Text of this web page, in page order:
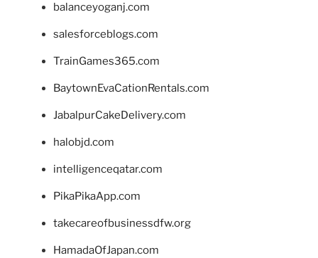
balanceyoganj.com
salesforceblogs.com
TrainGames365.com
BaytownEvaCationRentals.com
JabalpurCakeDelivery.com
halobjd.com
intelligenceqatar.com
PikaPikaApp.com
takecareofbusinessdfw.org
HamadaOfJapan.com